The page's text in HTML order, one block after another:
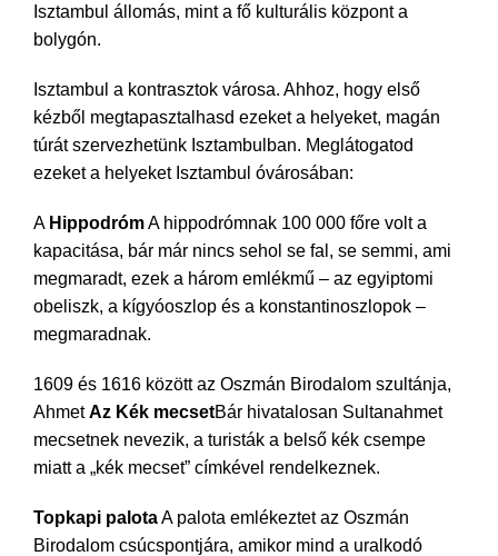
Isztambul állomás, mint a fő kulturális központ a
bolygón.
Isztambul a kontrasztok városa. Ahhoz, hogy első
kézből megtapasztalhasd ezeket a helyeket, magán
túrát szervezhetünk Isztambulban. Meglátogatod
ezeket a helyeket Isztambul óvárosában:
A HippodrómA hippodrómnak 100 000 főre volt a
kapacitása, bár már nincs sehol se fal, se semmi, ami
megmaradt, ezek a három emlékmű – az egyiptomi
obeliszk, a kígyóoszlop és a konstantinoszlopok –
megmaradnak.
1609 és 1616 között az Oszmán Birodalom szultánja,
AhmetAz Kék mecsetBár hivatalosan Sultanahmet
mecsetnek nevezik, a turisták a belső kék csempe
miatt a „kék mecset” címkével rendelkeznek.
Topkapi palotaA palota emlékeztet az Oszmán
Birodalom csúcspontjára, amikor mind a uralkodó